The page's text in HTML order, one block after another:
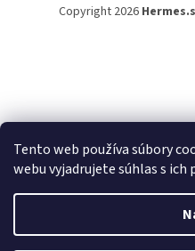
Tento web používa súbory
webu vyjadrujete súhlas s
Copyright 2026